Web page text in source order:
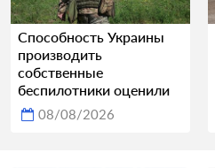
Способность Украины
производить
собственные
беспилотники оценили
08/08/2026